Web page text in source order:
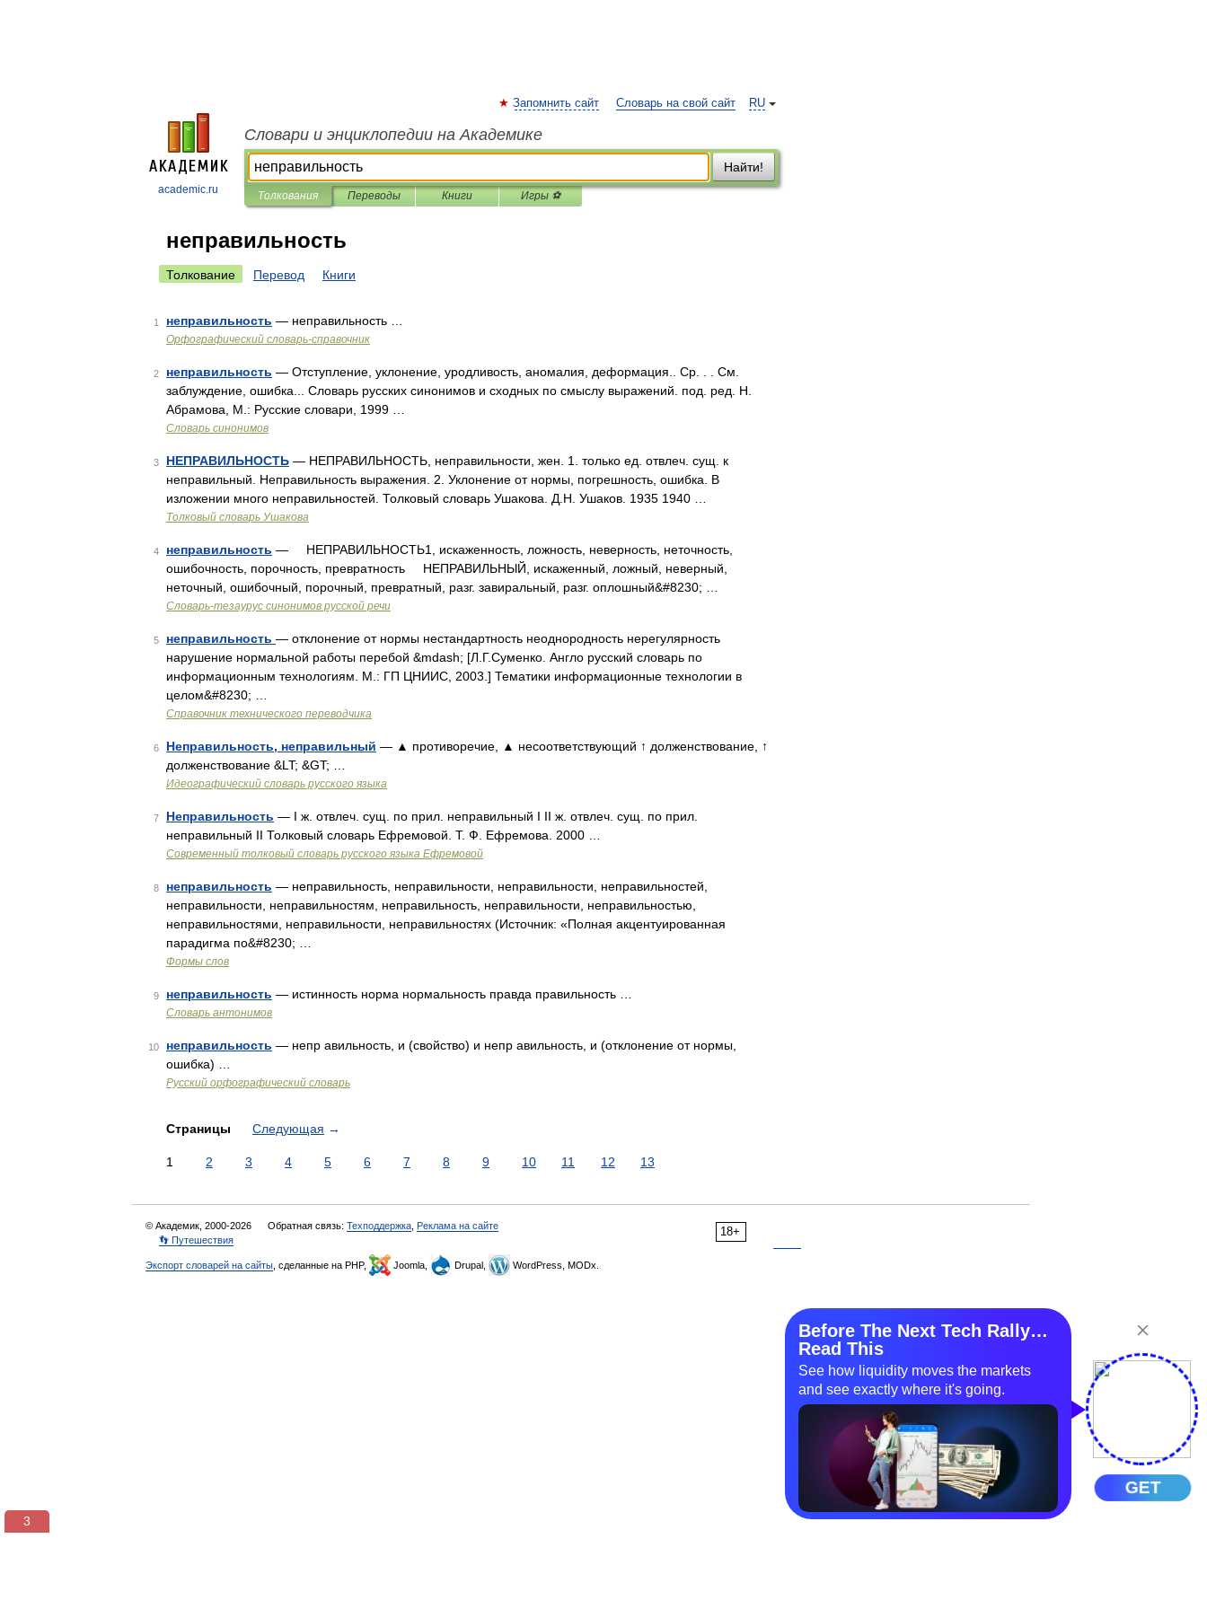
academic.ru
RU
Запомнить сайт Словарь на свой сайт
Словари и энциклопедии на Академике
Найти!
Толкования Переводы Книги Игры ⚽
неправильность
Толкование Перевод Книги
1 неправильность — неправильность …
Орфографический словарь-справочник
2 неправильность — Отступление, уклонение, уродливость, аномалия, деформация.. Ср. . . См.
заблуждение, ошибка... Словарь русских синонимов и сходных по смыслу выражений. под. ред. Н.
Абрамова, М.: Русские словари, 1999 …
Словарь синонимов
3 НЕПРАВИЛЬНОСТЬ — НЕПРАВИЛЬНОСТЬ, неправильности, жен. 1. только ед. отвлеч. сущ. к
неправильный. Неправильность выражения. 2. Уклонение от нормы, погрешность, ошибка. В
изложении много неправильностей. Толковый словарь Ушакова. Д.Н. Ушаков. 1935 1940 …
Толковый словарь Ушакова
4 неправильность — НЕПРАВИЛЬНОСТЬ1, искаженность, ложность, неверность, неточность,
ошибочность, порочность, превратность НЕПРАВИЛЬНЫЙ, искаженный, ложный, неверный,
неточный, ошибочный, порочный, превратный, разг. завиральный, разг. оплошный&#8230; …
Словарь-тезаурус синонимов русской речи
5 неправильность — отклонение от нормы нестандартность неоднородность нерегулярность
нарушение нормальной работы перебой &mdash; [Л.Г.Суменко. Англо русский словарь по
информационным технологиям. М.: ГП ЦНИИС, 2003.] Тематики информационные технологии в
целом&#8230; …
Справочник технического переводчика
6 Неправильность, неправильный — ▲ противоречие, ▲ несоответствующий ↑ долженствование, ↑
долженствование &LT; &GT; …
Идеографический словарь русского языка
7 Неправильность — I ж. отвлеч. сущ. по прил. неправильный I II ж. отвлеч. сущ. по прил.
неправильный II Толковый словарь Ефремовой. Т. Ф. Ефремова. 2000 …
Современный толковый словарь русского языка Ефремовой
8 неправильность — неправильность, неправильности, неправильности, неправильностей,
неправильности, неправильностям, неправильность, неправильности, неправильностью,
неправильностями, неправильности, неправильностях (Источник: «Полная акцентуированная
парадигма по&#8230; …
Формы слов
9 неправильность — истинность норма нормальность правда правильность …
Словарь антонимов
10 неправильность — непр авильность, и (свойство) и непр авильность, и (отклонение от нормы,
ошибка) …
Русский орфографический словарь
Страницы Следующая →
1 2 3 4 5 6 7 8 9 10 11 12 13
18+
© Академик, 2000-2026 Обратная связь: Техподдержка Реклама на сайте
👣 Путешествия
Экспорт словарей на сайты , сделанные на PHP, Joomla, Drupal, WordPress, MODx.
3